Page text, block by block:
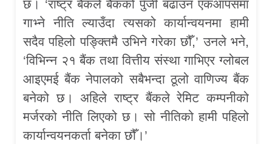
छ। ‘राष्ट्र बैंकले बैंकको पुँजी बढाउन एकआपसमा
गाभ्ने नीति ल्याउँदा त्यसको कार्यान्वयनमा हामी
सदैव पहिलो पङ्क्तिमै उभिने गरेका छौँ,’ उनले भने,
‘विभिन्न २१ बैंक तथा वित्तीय संस्था गाभिएर ग्लोबल
आइएमई बैंक नेपालको सबैभन्दा ठूलो वाणिज्य बैंक
बनेको छ। अहिले राष्ट्र बैंकले रेमिट कम्पनीको
मर्जरको नीति लिएको छ। सो नीतिको हामी पहिलो
कार्यान्वयनकर्ता बनेका छौँ।’